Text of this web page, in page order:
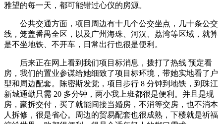
雅望的每一天，都可能错过心仪的房源。
公共交通方面，项目周边有十几个公交坐点，几十条公交
线，笼盖番禺全区，以及广州海珠、河汉、荔湾等区域，就算
是不坐地铁、不开车，日常出行也很是便利。
后来正在网上看到我们项目标消息，拨打了热线 预定看
房，我们的置业参谋给她细致了项目标环境，带她实地看了户
型和周边配套。陈密斯发觉，项目步行 8 分钟到地铁，到珠江
新城通勤只需 20 多分钟，两小我上班都很是便利。并且是现
房，豪拆交付，买了就能间接当婚房，不消等交房，也不消本
人拆修，很是省心。周边的贸易配套也很成熟，下楼就是祈福